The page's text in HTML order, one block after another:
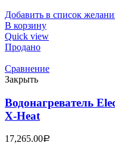
Добавить в список
В корзину
Quick view
Продано
Сравнение
Закрыть
Водонагреватель
X-Heat
17,265.00Р